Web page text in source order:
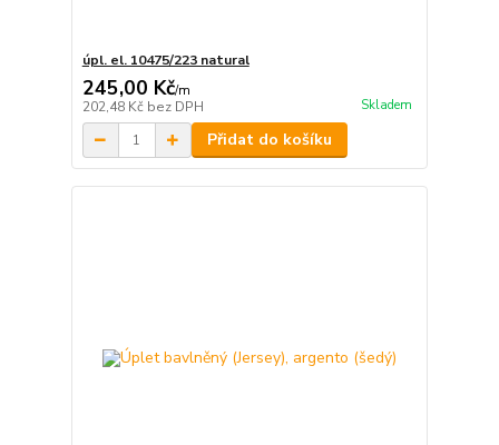
úpl. el. 10475/223 natural
245,00 Kč/m
202,48 Kč bez DPH Skladem
Přidat do košíku